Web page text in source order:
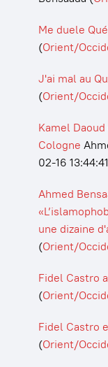
Me duele
(Orient/
J'ai mal au
(Orient/
Kamel
Cologne
02-16 13:44:41
Ahmed
une dizaine
(Orient/
Fidel Castro
(Orient/
Fidel Castro
(Orient/